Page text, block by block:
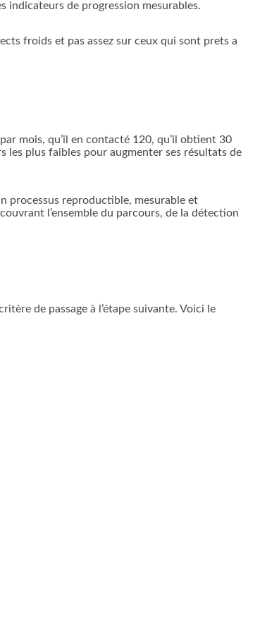
indicateurs de progression mesurables.
froids et pas assez sur ceux qui sont prets a
mois, qu’il en contacté 120, qu’il obtient 30
les plus faibles pour augmenter ses résultats de
processus reproductible, mesurable et
l’ensemble du parcours, de la détection
de passage à l’étape suivante. Voici le